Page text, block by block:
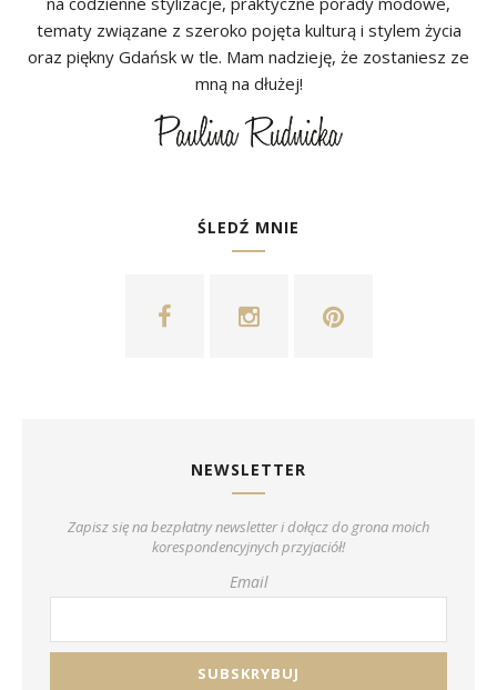
tematy związane z szeroko pojęta kulturą i stylem życia
oraz piękny Gdańsk w tle. Mam nadzieję, że zostaniesz ze
mną na dłużej!
ŚLEDŹ MNIE
NEWSLETTER
Zapisz się na bezpłatny newsletter i dołącz do grona moich
korespondencyjnych przyjaciół!
Email